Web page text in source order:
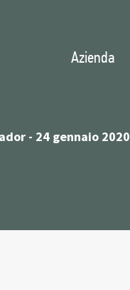
Azienda
- 24 gennaio 2020